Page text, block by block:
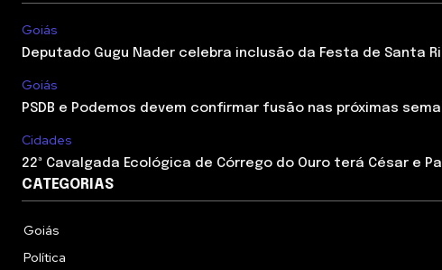
Goiás
Deputado Gugu Nader celebra inclusão da Festa de Santa
Goiás
PSDB e Podemos devem confirmar fusão nas próximas
Cidades
22ª Cavalgada Ecológica de Córrego do Ouro terá César e
CATEGORIAS
Goiás
Política